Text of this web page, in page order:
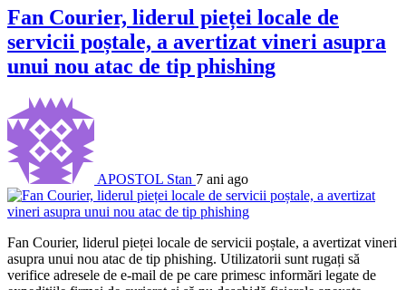
Fan Courier, liderul pieței locale de
servicii poștale, a avertizat vineri asupra
unui nou atac de tip phishing
APOSTOL Stan 7 ani ago
Fan Courier, liderul pieței locale de servicii poștale, a avertizat vineri
asupra unui nou atac de tip phishing. Utilizatorii sunt rugați să
verifice adresele de e-mail de pe care primesc informări legate de